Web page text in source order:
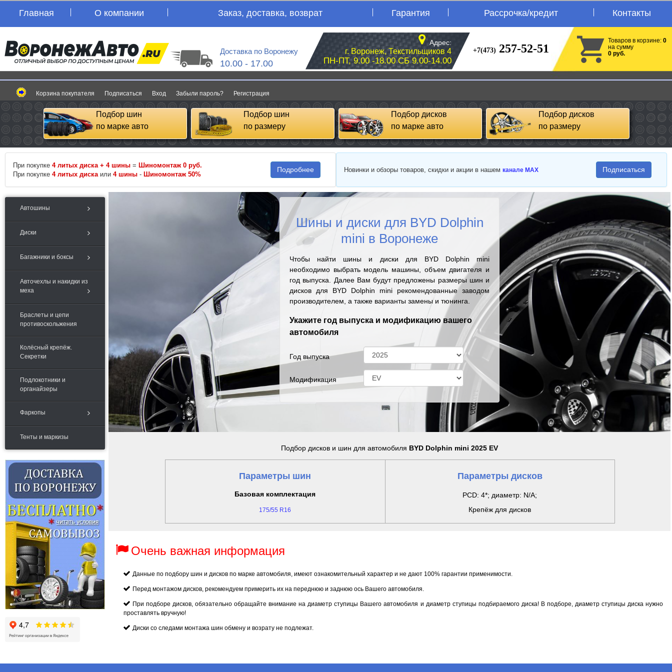
Главная О компании Заказ, доставка, возврат Гарантия Рассрочка/кредит Контакты
Доставка по Воронежу
10.00 - 17.00
Адрес:
г. Воронеж, Текстильщиков 4
ПН-ПТ, 9.00 -18.00 СБ 9.00-14.00
+7(473) 257-52-51
Товаров в корзине: 0
на сумму
0 руб.
Корзина покупателя Подписаться Вход Забыли пароль? Регистрация
Подбор шин
по марке авто
Подбор шин
по размеру
Подбор дисков
по марке авто
Подбор дисков
по размеру
При покупке 4 литых диска + 4 шины = Шиномонтаж 0 руб.
При покупке 4 литых диска или 4 шины - Шиномонтаж 50%
Подробнее Новинки и обзоры товаров, скидки и акции в нашем канале MAX Подписаться
Автошины
Диски
Багажники и боксы
Авточехлы и накидки из
меха
Браслеты и цепи
противоскольжения
Колёсный крепёж.
Секретки
Подлокотники и
органайзеры
Фаркопы
Тенты и маркизы
Шины и диски для BYD Dolphin
mini в Воронеже
Чтобы найти шины и диски для BYD Dolphin mini
необходимо выбрать модель машины, объем двигателя и
год выпуска. Далее Вам будут предложены размеры шин и
дисков для BYD Dolphin mini рекомендованные заводом
производителем, а также варианты замены и тюнинга.
Укажите год выпуска и модификацию вашего
автомобиля
Год выпуска
Модификация
Подбор дисков и шин для автомобиля BYD Dolphin mini 2025 EV
Параметры шин
Базовая комплектация
175/55 R16
Параметры дисков
PCD: 4*; диаметр: N/A;
Крепёж для дисков
Очень важная информация
Данные по подбору шин и дисков по марке автомобиля, имеют ознакомительный характер и не дают 100% гарантии применимости.
Перед монтажом дисков, рекомендуем примерить их на переднюю и заднюю ось Вашего автомобиля.
При подборе дисков, обязательно обращайте внимание на диаметр ступицы Вашего автомобиля и диаметр ступицы подбираемого диска! В подборе, диаметр ступицы диска нужно
проставлять вручную!
Диски со следами монтажа шин обмену и возрату не подлежат.